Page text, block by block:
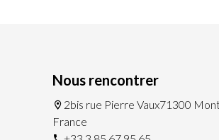
Nous rencontrer
2bis rue Pierre Vaux71300
France